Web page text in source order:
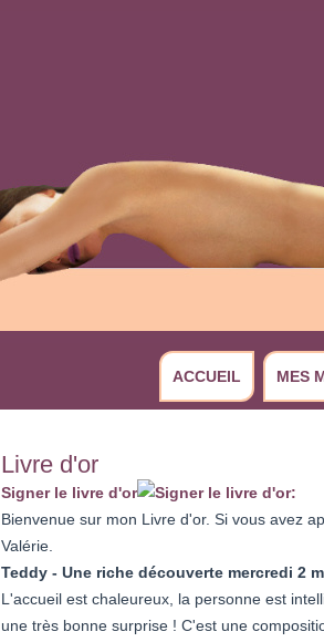
ACCUEIL MES
Livre d'or
Signer le livre d'or
Bienvenue sur mon Livre d'or. Si vous avez
Valérie.
Teddy - Une riche découverte mercredi 2
L'accueil est chaleureux, la personne est
une très bonne surprise ! C'est une